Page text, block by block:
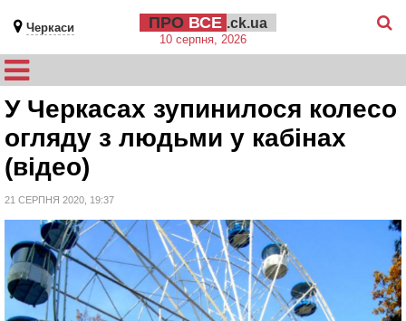
Черкаси ПРО ВСЕ .ck.ua
10 серпня, 2026
У Черкасах зупинилося колесо
огляду з людьми у кабінах
(відео)
21 СЕРПНЯ 2020, 19:37